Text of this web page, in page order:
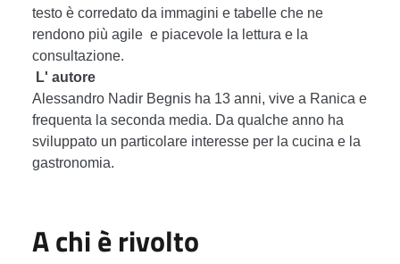
testo è corredato da immagini e tabelle che ne
rendono più agile e piacevole la lettura e la
consultazione.
L' autore
Alessandro Nadir Begnis ha 13 anni, vive a Ranica e
frequenta la seconda media. Da qualche anno ha
sviluppato un particolare interesse per la cucina e la
gastronomia.
A chi è rivolto